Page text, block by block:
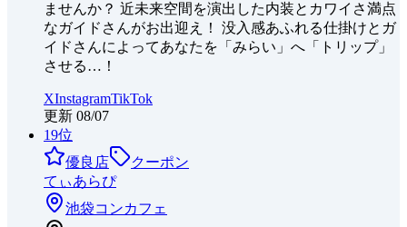
ませんか？ 近未来空間を演出した内装とカワイさ満点
なガイドさんがお出迎え！ 没入感あふれる仕掛けとガ
イドさんによってあなたを「みらい」へ「トリップ」
させる…！
XInstagramTikTok
更新 08/07
19位
優良店
クーポン
てぃあらぴ
池袋コンカフェ